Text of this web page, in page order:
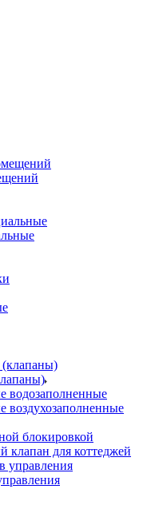
водозаполненные
воздухозаполненные
блокировкой
клапан для коттеджей